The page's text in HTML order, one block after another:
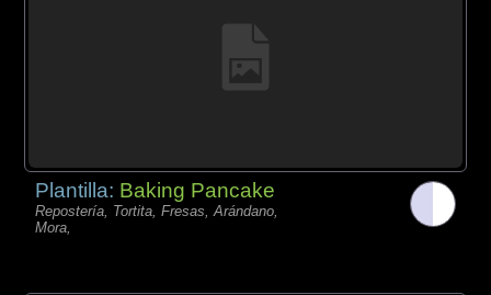
Plantilla: Baking Pancake
Repostería, Tortita, Fresas, Arándano,
Mora,